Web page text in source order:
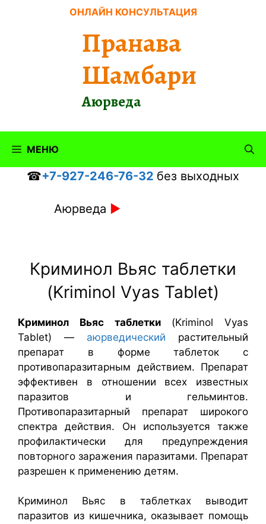
ОНЛАЙН КОНСУЛЬТАЦИЯ
Пранава
Шамбари
Аюрведа
МЕНЮ
☎+7-927-246-76-32 без выходных
Аюрведа ►
Криминол Вьяс таблетки
(Kriminol Vyas Tablet)
Криминол Вьяс таблетки(Kriminol Vyas
Tablet) — аюрведический растительный
препарат в форме таблеток с
противопаразитарным действием. Препарат
эффективен в отношении всех известных
паразитов и гельминтов.
Противопаразитарный препарат широкого
спектра действия. Он используется также
профилактически для предупреждения
повторного заражения паразитами. Препарат
разрешен к применению детям.
Криминол Вьяс в таблетках выводит
паразитов из кишечника, оказывает помощь